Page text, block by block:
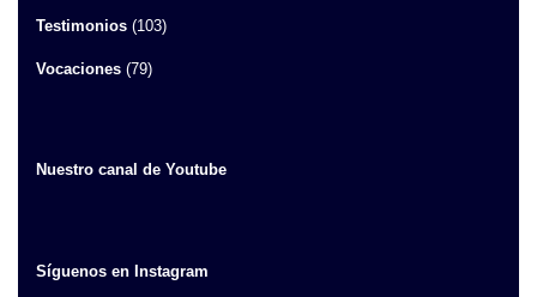
Testimonios (103)
Vocaciones (79)
Nuestro canal de Youtube
Síguenos en Instagram